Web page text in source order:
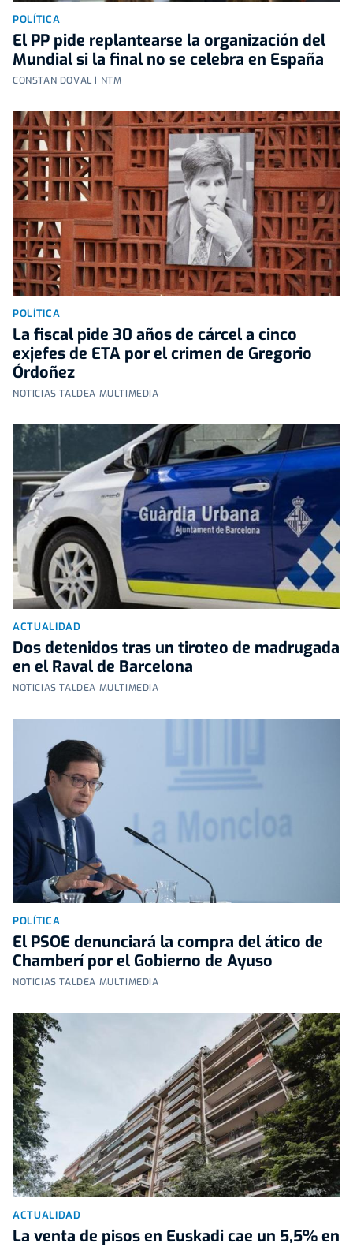
POLÍTICA
El PP pide replantearse la organización del
Mundial si la final no se celebra en España
CONSTAN DOVAL | NTM
POLÍTICA
La fiscal pide 30 años de cárcel a cinco
exjefes de ETA por el crimen de Gregorio
Órdoñez
NOTICIAS TALDEA MULTIMEDIA
ACTUALIDAD
Dos detenidos tras un tiroteo de madrugada
en el Raval de Barcelona
NOTICIAS TALDEA MULTIMEDIA
POLÍTICA
El PSOE denunciará la compra del ático de
Chamberí por el Gobierno de Ayuso
NOTICIAS TALDEA MULTIMEDIA
ACTUALIDAD
La venta de pisos en Euskadi cae un 5,5% en